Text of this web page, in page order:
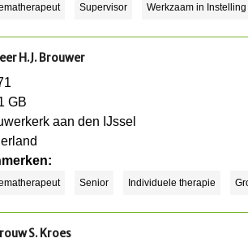
Supervisor Werkzaam in Instelling
H.J. Brouwer
GB
aan den IJssel
Senior Individuele therapie
S. Kroes